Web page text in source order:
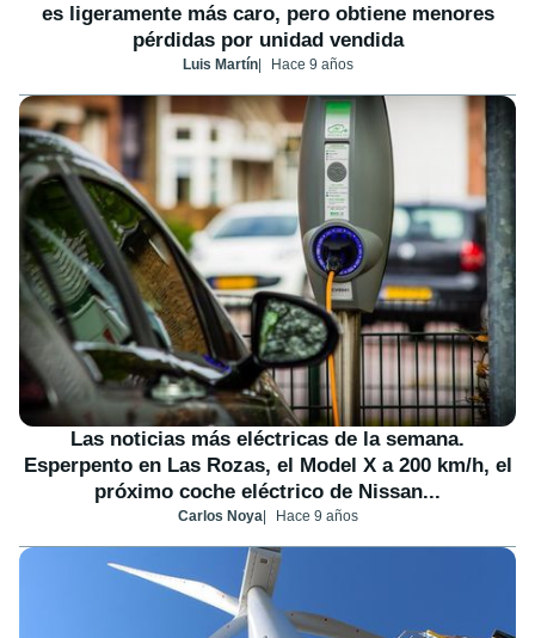
es ligeramente más caro, pero obtiene menores
pérdidas por unidad vendida
Luis Martín Hace 9 años
Las noticias más eléctricas de la semana.
Esperpento en Las Rozas, el Model X a 200 km/h, el
próximo coche eléctrico de Nissan...
Carlos Noya Hace 9 años